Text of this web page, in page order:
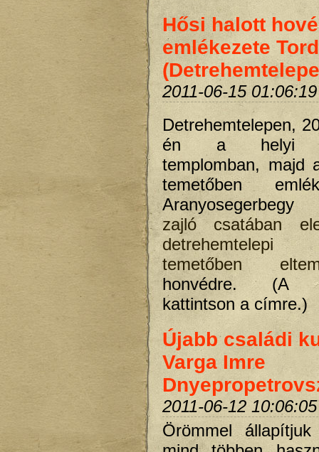
Hősi halott
emlékezete
2011-06-15 01:06:19
Detrehemtelepen,
én a helyi
templomban, majd
temetőben
zajló csatában
detrehemtelepi
temetőben
honvédre. (A
kattintson a címre.)
Újabb családi
Varga Imre
2011-06-12 10:06:05
Örömmel